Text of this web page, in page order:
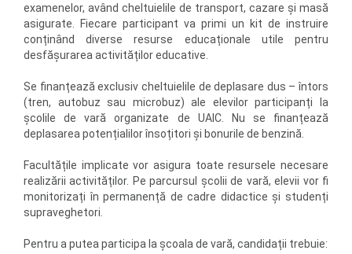
examenelor, având cheltuielile de transport, cazare și masă
asigurate. Fiecare participant va primi un kit de instruire
conținând diverse resurse educaționale utile pentru
desfășurarea activităților educative.
Se finanțează exclusiv cheltuielile de deplasare dus – întors
(tren, autobuz sau microbuz) ale elevilor participanți la
școlile de vară organizate de UAIC. Nu se finanțează
deplasarea potențialilor însoțitori și bonurile de benzină.
Facultățile implicate vor asigura toate resursele necesare
realizării activităților. Pe parcursul școlii de vară, elevii vor fi
monitorizați în permanență de cadre didactice și studenți
supraveghetori.
Pentru a putea participa la școala de vară, candidații trebuie: